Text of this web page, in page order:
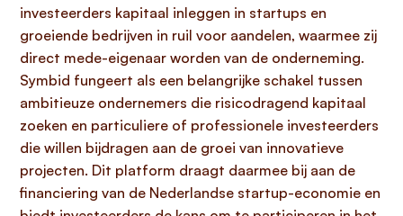
investeerders kapitaal inleggen in startups en
groeiende bedrijven in ruil voor aandelen, waarmee zij
direct mede-eigenaar worden van de onderneming.
Symbid fungeert als een belangrijke schakel tussen
ambitieuze ondernemers die risicodragend kapitaal
zoeken en particuliere of professionele investeerders
die willen bijdragen aan de groei van innovatieve
projecten. Dit platform draagt daarmee bij aan de
financiering van de Nederlandse startup-economie en